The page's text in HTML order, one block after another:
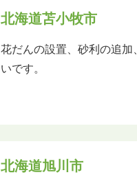
北海道苫小牧市
花だんの設置、砂利の追
いです。
北海道旭川市